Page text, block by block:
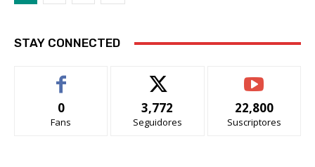
STAY CONNECTED
0
Fans
3,772
Seguidores
22,800
Suscriptores